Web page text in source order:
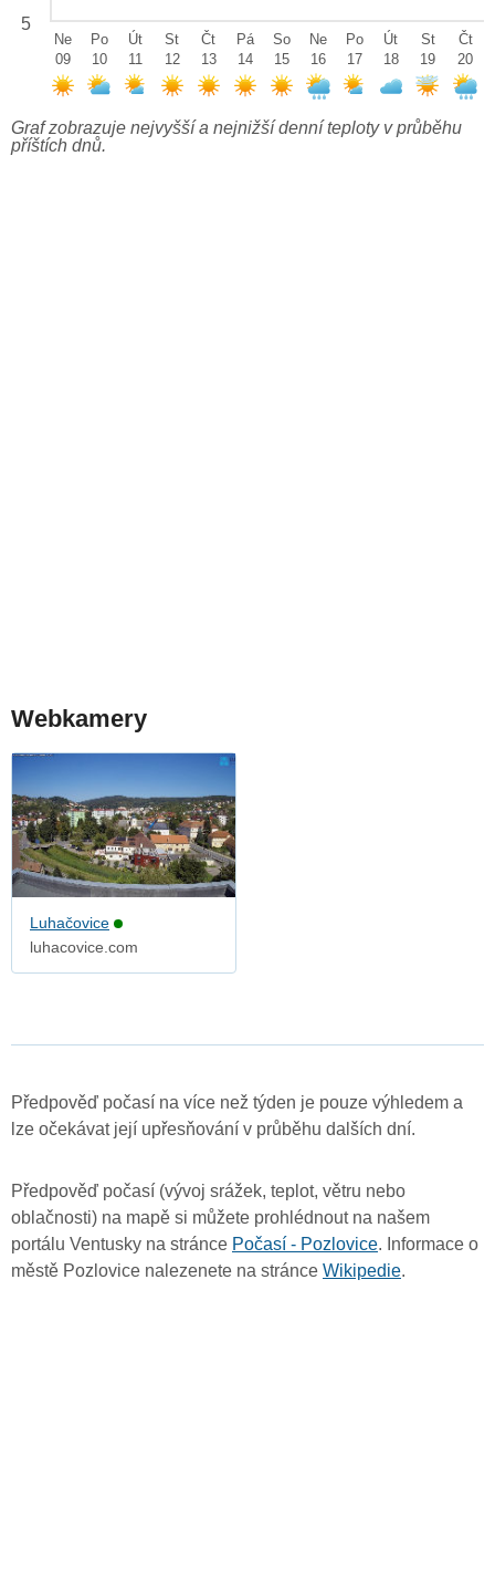
5
Ne
09
Po
10
Út
11
St
12
Čt
13
Pá
14
So
15
Ne
16
Po
17
Út
18
St
19
Čt
20
Graf zobrazuje nejvyšší a nejnižší denní teploty v průběhu
příštích dnů.
Webkamery
Luhačovice
luhacovice.com
Předpověď počasí na více než týden je pouze výhledem a
lze očekávat její upřesňování v průběhu dalších dní.
Předpověď počasí (vývoj srážek, teplot, větru nebo
oblačnosti) na mapě si můžete prohlédnout na našem
portálu Ventusky na stránce Počasí - Pozlovice. Informace o
městě Pozlovice nalezenete na stránce Wikipedie.